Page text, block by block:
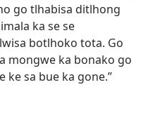
go tlhabisa ditlhong
ka se se
botlhoko tota. Go
mongwe ka bonako go
ke sa bue ka gone.”